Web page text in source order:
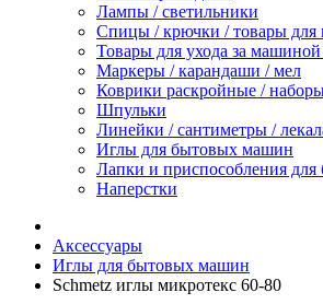
Лампы / светильники
Спицы / крючки / товары для
Товары для ухода за
Маркеры / карандаши / мел
Коврики раскройные /
Шпульки
Линейки / сантиметры /
Иглы для бытовых машин
Лапки и приспособления
Наперстки
Аксессуары
Иглы для бытовых машин
Schmetz иглы микротекс 60-80